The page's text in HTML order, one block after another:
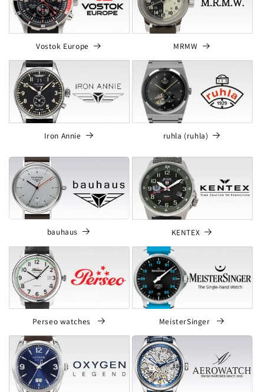
Vostok Europe MRMW
Iron Annie ruhla (ruhla)
bauhaus KENTEX
Perseo watches MeisterSinger